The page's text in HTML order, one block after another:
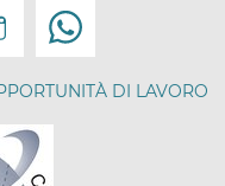
DI LAVORO